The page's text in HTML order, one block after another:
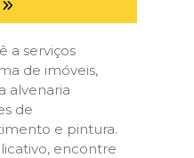
a serviços
de imóveis,
alvenaria
de
e pintura.
encontre